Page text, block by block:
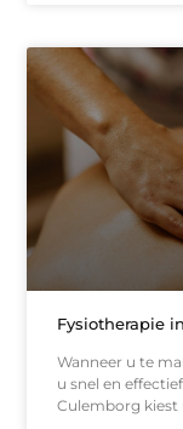
Fysiotherapie
Wanneer u te
u snel en
Culemborg kiest